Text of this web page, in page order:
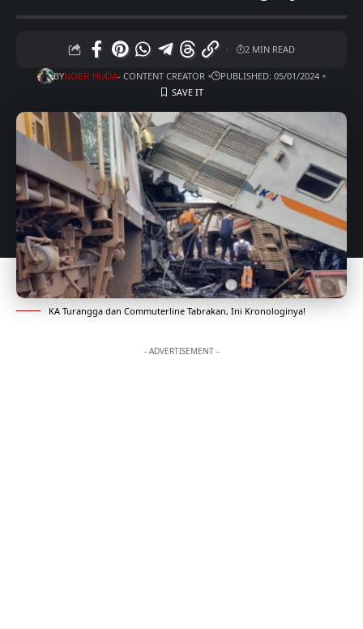
BYNOER HUDA- CONTENT CREATOR PUBLISHED: 05/01/2024
2 MIN READ
KA Turangga dan Commuterline Tabrakan, Ini Kronologinya!
- ADVERTISEMENT -